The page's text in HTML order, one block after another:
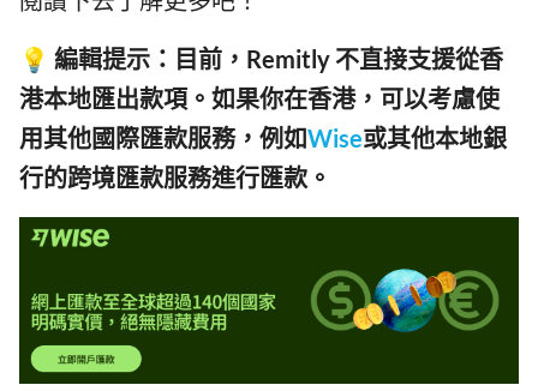
💡 編輯提示：目前，Remitly 不直接支援從香
港本地匯出款項。如果你在香港，可以考慮使
用其他國際匯款服務，例如Wise或其他本地銀
行的跨境匯款服務進行匯款。